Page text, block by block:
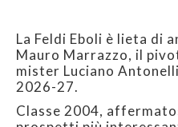
La Feldi Eboli è lieta di
Mauro Marrazzo, il
mister Luciano
2026-27.
Classe 2004,